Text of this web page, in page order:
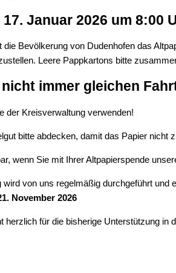
17. Januar 2026 um 8:00
die Bevölkerung von Dudenhofen das
Leere Pappkartons bitte
immer gleichen
der Kreisverwaltung verwenden!
bitte abdecken, damit das Papier nicht
wenn Sie mit Ihrer Altpapierspende
wird von uns regelmäßig durchgeführt
November 2026
herzlich für die bisherige Unterstützung in